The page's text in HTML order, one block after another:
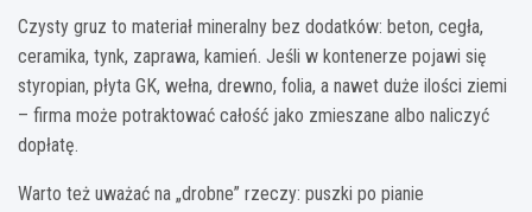
Czysty gruz to materiał mineralny bez dodatków: beton, cegła,
ceramika, tynk, zaprawa, kamień. Jeśli w kontenerze pojawi się
styropian, płyta GK, wełna, drewno, folia, a nawet duże ilości ziemi
– firma może potraktować całość jako zmieszane albo naliczyć
dopłatę.
Warto też uważać na „drobne” rzeczy: puszki po pianie